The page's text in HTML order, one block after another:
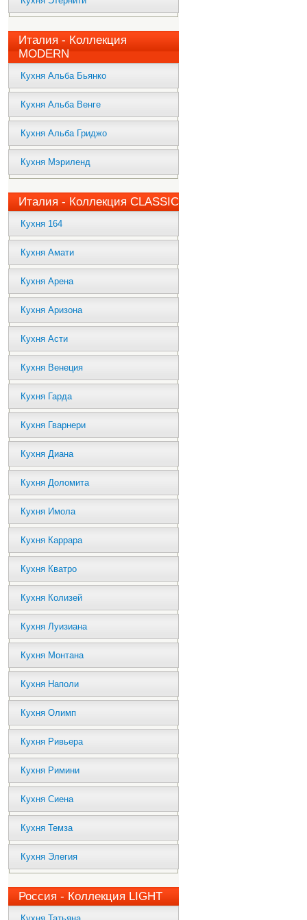
Италия - Коллекция
MODERN
Кухня Альба Бьянко
Кухня Альба Венге
Кухня Альба Гриджо
Кухня Мэриленд
Италия - Коллекция CLASSIC
Кухня 164
Кухня Амати
Кухня Арена
Кухня Аризона
Кухня Асти
Кухня Венеция
Кухня Гарда
Кухня Гварнери
Кухня Диана
Кухня Доломита
Кухня Имола
Кухня Каррара
Кухня Кватро
Кухня Колизей
Кухня Луизиана
Кухня Монтана
Кухня Наполи
Кухня Олимп
Кухня Ривьера
Кухня Римини
Кухня Сиена
Кухня Темза
Кухня Элегия
Россия - Коллекция LIGHT